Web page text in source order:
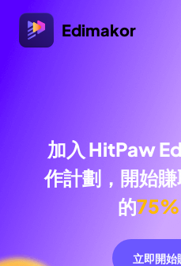
Edimakor
加入 HitPaw
作計劃，開始
的75%
立即開始